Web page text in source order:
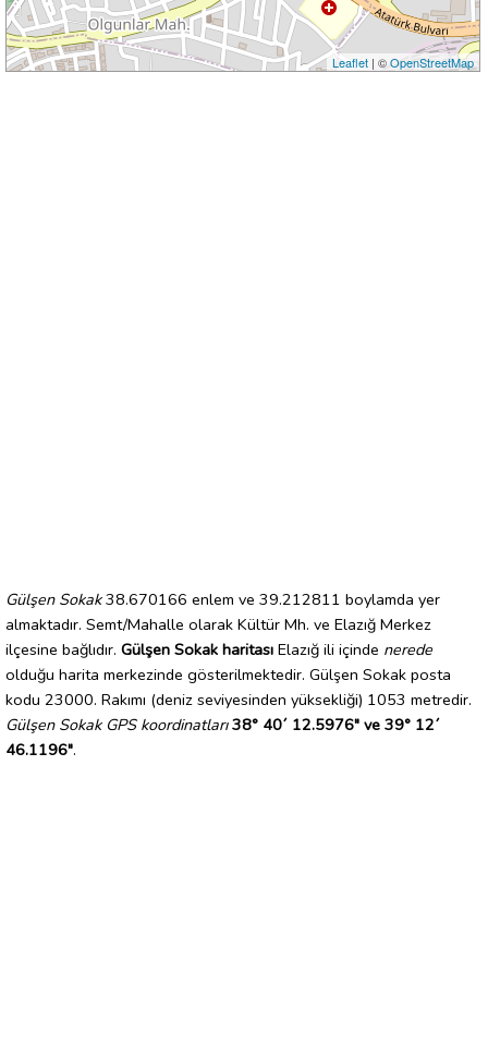
Leaflet| ©OpenStreetMap
Gülşen Sokak38.670166 enlem ve 39.212811 boylamda yer
almaktadır. Semt/Mahalle olarak Kültür Mh. ve Elazığ Merkez
ilçesine bağlıdır. Gülşen Sokak haritası Elazığ ili içinde nerede
olduğu harita merkezinde gösterilmektedir. Gülşen Sokak posta
kodu 23000. Rakımı (deniz seviyesinden yüksekliği) 1053 metredir.
Gülşen Sokak GPS koordinatları 38° 40´ 12.5976" ve 39° 12´
46.1196".